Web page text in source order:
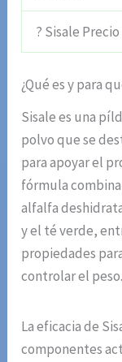
? Sisale Precio
¿Qué es y para
Sisale es una
polvo que se
para apoyar el
fórmula
alfalfa
y el té verde,
propiedades
controlar el peso.
La eficacia de
componentes